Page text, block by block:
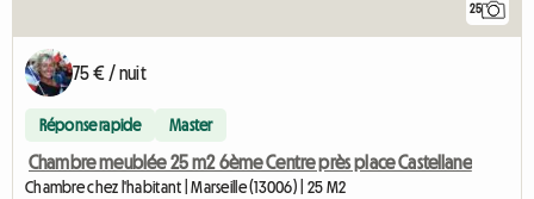
25
75 € / nuit
Réponse rapide Master
Chambre meublée 25 m2 6ème Centre près place Castellane
Chambre chez l'habitant | Marseille (13006) | 25 M2